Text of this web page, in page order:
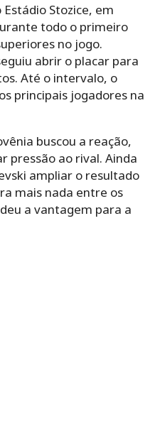
Stozice, em
todo o primeiro
no jogo.
abrir o placar para
Até o intervalo, o
principais jogadores na
buscou a reação,
pressão ao rival. Ainda
ampliar o resultado
mais nada entre os
a vantagem para a